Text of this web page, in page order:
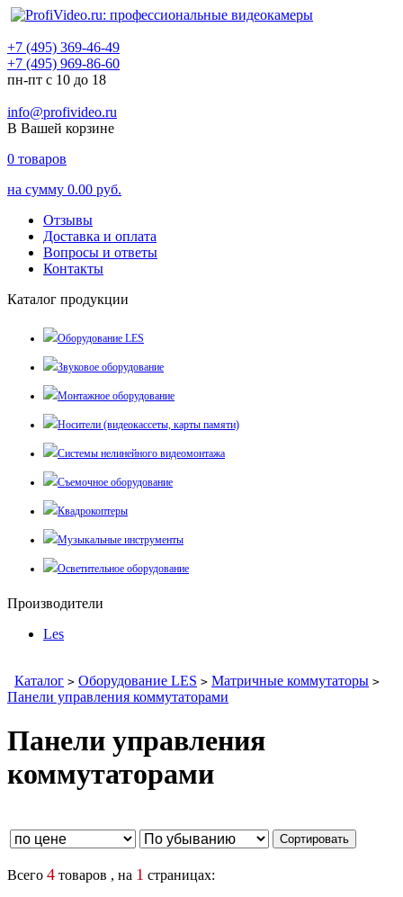
+7 (495) 369-46-49
+7 (495) 969-86-60
пн-пт с 10 до 18
info@profivideo.ru
В Вашей корзине
0 товаров
на сумму 0.00 руб.
Отзывы
Доставка и оплата
Вопросы и ответы
Контакты
Каталог продукции
Оборудование LES
Звуковое оборудование
Монтажное оборудование
Носители (видеокассеты, карты памяти)
Системы нелинейного видеомонтажа
Съемочное оборудование
Квадрокоптеры
Музыкальные инструменты
Осветительное оборудование
Производители
Les
Каталог > Оборудование LES > Матричные коммутаторы >
Панели управления коммутаторами
Панели управления
коммутаторами
Всего 4 товаров , на 1 страницах: